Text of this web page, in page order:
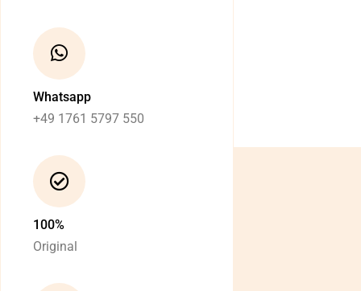
Whatsapp
+49 1761 5797 550
100%
Original